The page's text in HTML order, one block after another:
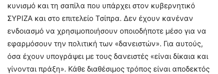
κυνισμό και τη σαπίλα που υπάρχει στον κυβερνητικό
ΣΥΡΙΖΑ και στο επιτελείο Τσίπρα. Δεν έχουν κανέναν
ενδοιασμό να χρησιμοποιήσουν οποιοδήποτε μέσο για να
εφαρμόσουν την πολιτική των «δανειστών». Για αυτούς,
όσα έχουν υπογράψει με τους δανειστές «είναι δίκαια και
γίνονται πράξη». Κάθε διαθέσιμος τρόπος είναι αποδεκτός